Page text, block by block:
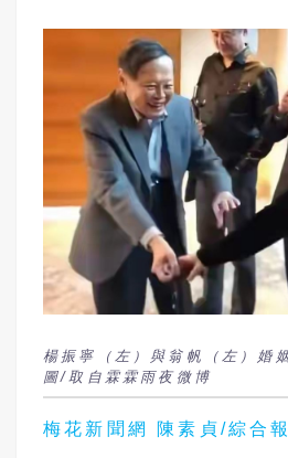
楊振寧（左）與翁帆（左）婚
圖/取自霖霖雨夜微博
梅花新聞網 陳素貞/綜合